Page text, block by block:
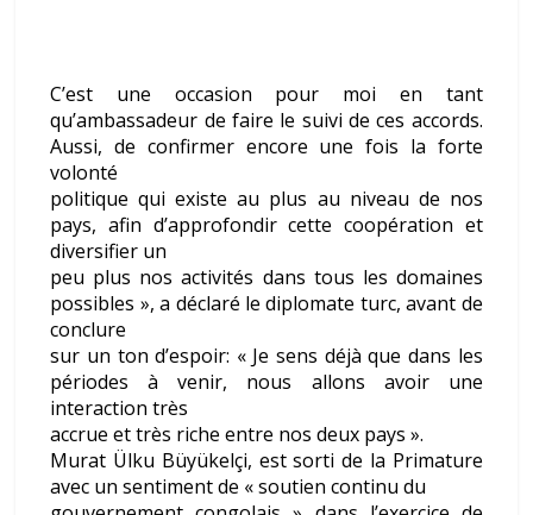
C’est une occasion pour moi en tant
qu’ambassadeur de faire le suivi de ces accords.
Aussi, de confirmer encore une fois la forte
volonté
politique qui existe au plus au niveau de nos
pays, afin d’approfondir cette coopération et
diversifier un
peu plus nos activités dans tous les domaines
possibles », a déclaré le diplomate turc, avant de
conclure
sur un ton d’espoir: « Je sens déjà que dans les
périodes à venir, nous allons avoir une
interaction très
accrue et très riche entre nos deux pays ».
Murat Ülku Büyükelçi, est sorti de la Primature
avec un sentiment de « soutien continu du